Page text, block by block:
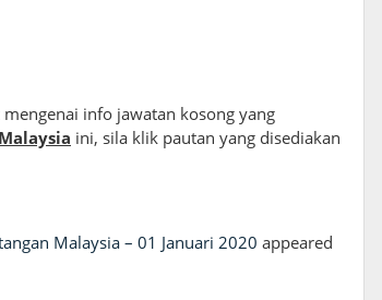
info jawatan kosong yang
ini, sila klik pautan yang disediakan
Malaysia – 01 Januari 2020 appeared